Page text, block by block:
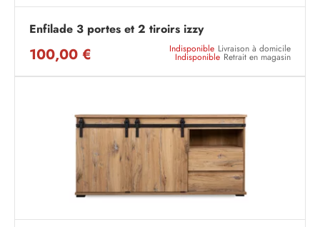
Enfilade 3 portes et 2 tiroirs izzy
100,00 € Indisponible Livraison à domicile
Indisponible Retrait en magasin